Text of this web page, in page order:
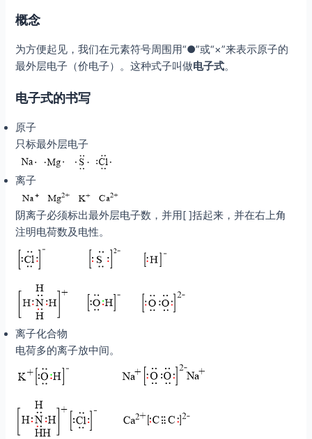
概念
为方便起见，我们在元素符号周围用“●”或“×”来表示原子的
最外层电子（价电子）。这种式子叫做电子式。
电子式的书写
原子
只标最外层电子
离子
阴离子必须标出最外层电子数，并用[ ]括起来，并在右上角
注明电荷数及电性。
离子化合物
电荷多的离子放中间。